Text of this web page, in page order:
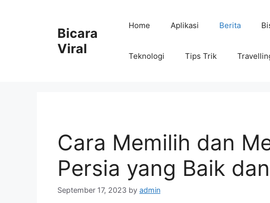
Bicara
Viral
Home Aplikasi Berita
Teknologi Tips Trik
Cara Memilih dan
Persia yang Baik
September 17, 2023 by admin